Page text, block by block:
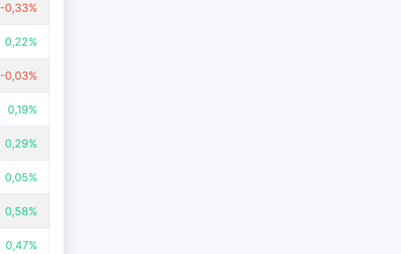
-0,33%
0,22%
-0,03%
0,19%
0,29%
0,05%
0,58%
0,47%